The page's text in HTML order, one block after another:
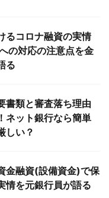
るコロナ融資の実情
の対応の注意点を金
る
書類と審査落ち理由
ネット銀行なら簡単
しい？
金融資(設備資金)で保
情を元銀行員が語る